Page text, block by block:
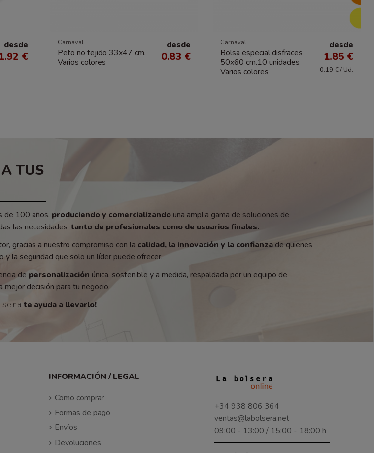
desde
€
Carnaval
Peto no tejido 33x47 cm.
Varios colores
desde
0.83 €
Carnaval
Bolsa especial disfraces
50x60 cm.10 unidades
Varios colores
desde
1.85 €
0.19 € / Ud.
TUS
de 100 años, produciendo y comercializando una amplia gama de soluciones de
las necesidades, tanto de profesionales como de usuarios finales.
gracias a nuestro compromiso con la calidad, la innovación y la confianzade quienes
y la seguridad que solo un líder puede ofrecer.
de personalización única, sostenible y a medida, respaldada por un equipo de
decisión para tu negocio.
te ayuda a llevarlo!
INFORMACIÓN / LEGAL
Como comprar
Formas de pago
Envíos
Devoluciones
+34 938 806 364
ventas@labolsera.net
09:00 - 13:00 / 15:00 - 18:00 h